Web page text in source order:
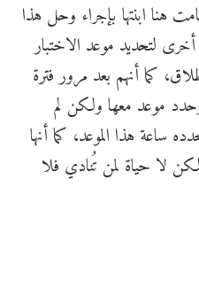
هنا ابنتها بإجراء وحل هذا
لتحديد موعد الاختبار
كما أنهم بعد مرور فترة
موعد معها ولكن لم
ساعة هذا الموعد، كما أنها
لا حياة لمن تُنادي فلا